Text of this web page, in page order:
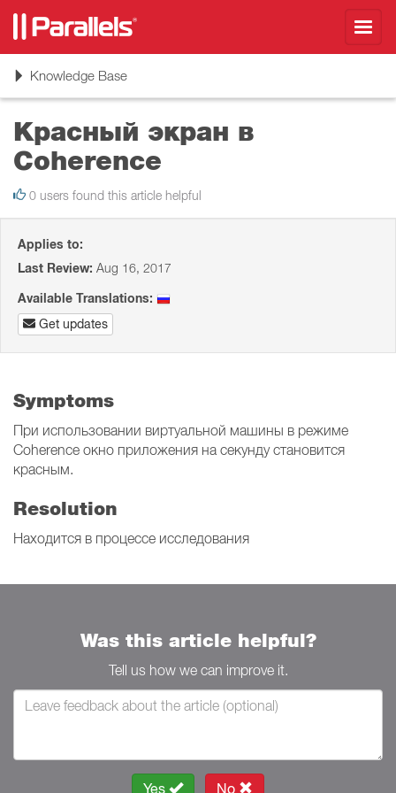
ToggleKnowledge Base
Красный экран в
Coherence
0 users found this article helpful
Applies to:
Last Review: Aug 16, 2017
Available Translations:
Get updates
Symptoms
При использовании виртуальной машины в режиме
Coherence окно приложения на секунду становится
красным.
Resolution
Находится в процессе исследования
Was this article helpful?
Tell us how we can improve it.
Yes No